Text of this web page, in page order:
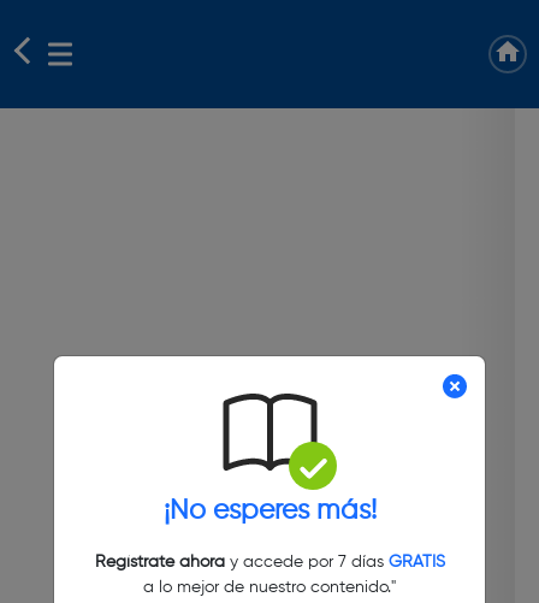
¡No esperes más!
Regístrate ahoray accede por 7 días GRATIS
a lo mejor de nuestro contenido."